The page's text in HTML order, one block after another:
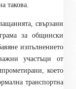
такова.
свързани
за общински
изпълнението
участъци от
което
транспортна